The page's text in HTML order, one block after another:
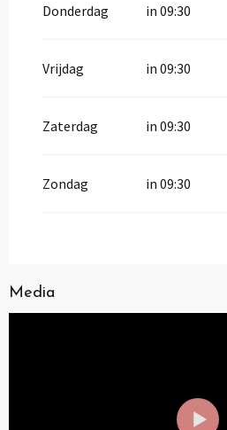
Donderdag in 09:30
Vrijdag in 09:30
Zaterdag in 09:30
Zondag in 09:30
Media